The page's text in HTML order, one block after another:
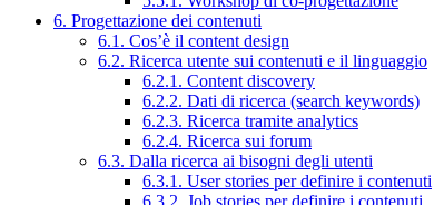
6. Progettazione dei contenuti
6.1. Cos’è il content design
6.2. Ricerca utente sui contenuti e il linguaggio
6.2.1. Content discovery
6.2.2. Dati di ricerca (search keywords)
6.2.3. Ricerca tramite analytics
6.2.4. Ricerca sui forum
6.3. Dalla ricerca ai bisogni degli utenti
6.3.1. User stories per definire i contenuti
6.3.2. Job stories per definire i contenuti